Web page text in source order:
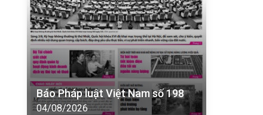
Báo Pháp luật Việt Nam số 198
04/08/2026